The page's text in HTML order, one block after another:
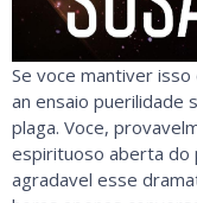
Se voce mantiver
an ensaio puerilidade
plaga. Voce,
espirituoso aberta do
agradavel esse